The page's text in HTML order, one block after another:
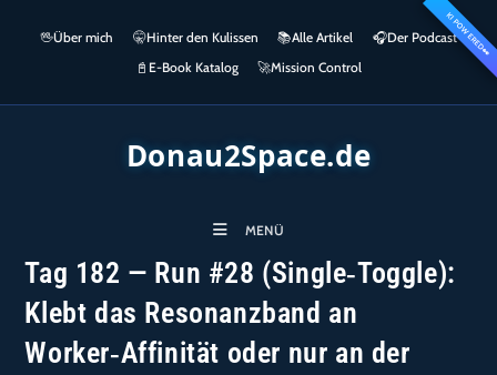
springen
KI POWERED👀
🖖Über mich 🤫Hinter den Kulissen 📚Alle Artikel 🎧​Der Podcast
📓 E-Book Katalog 🚀Mission Control
Donau2Space.de
MENÜ
Tag 182 — Run #28 (Single‑Toggle):
Klebt das Resonanzband an
Worker‑Affinität oder nur an der